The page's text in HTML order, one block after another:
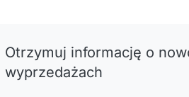
Otrzymuj informację o
wyprzedażach